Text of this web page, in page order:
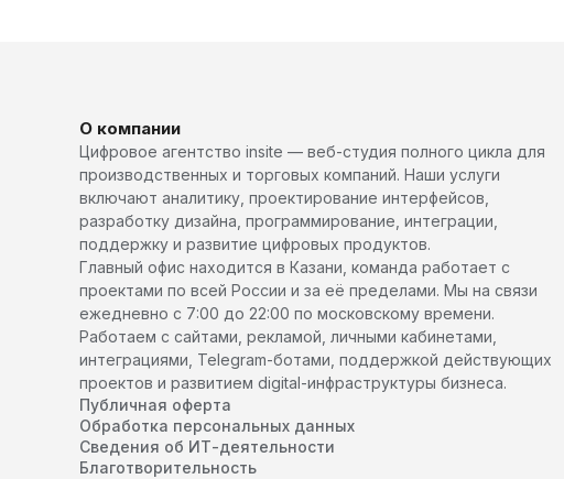
О компании
Цифровое агентство insite — веб-студия полного цикла для
производственных и торговых компаний. Наши услуги
включают аналитику, проектирование интерфейсов,
разработку дизайна, программирование, интеграции,
поддержку и развитие цифровых продуктов.
Главный офис находится в Казани, команда работает с
проектами по всей России и за её пределами. Мы на связи
ежедневно с 7:00 до 22:00 по московскому времени.
Работаем с сайтами, рекламой, личными кабинетами,
интеграциями, Telegram-ботами, поддержкой действующих
проектов и развитием digital-инфраструктуры бизнеса.
Публичная оферта
Обработка персональных данных
Сведения об ИТ-деятельности
Благотворительность